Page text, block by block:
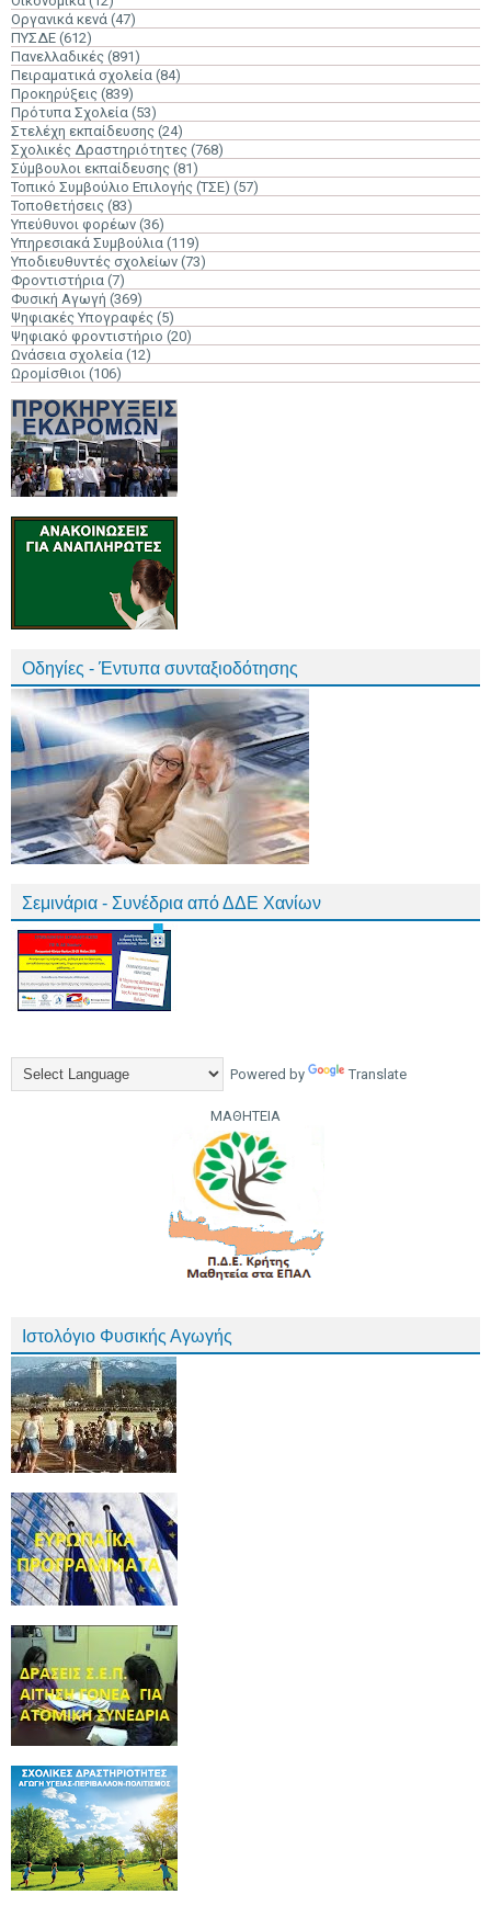
Οργανικά κενά (47)
ΠΥΣΔΕ (612)
Πανελλαδικές (891)
Πειραματικά σχολεία (84)
Προκηρύξεις (839)
Πρότυπα Σχολεία (53)
Στελέχη εκπαίδευσης (24)
Σχολικές Δραστηριότητες (768)
Σύμβουλοι εκπαίδευσης (81)
Τοπικό Συμβούλιο Επιλογής (ΤΣΕ) (57)
Τοποθετήσεις (83)
Υπεύθυνοι φορέων (36)
Υπηρεσιακά Συμβούλια (119)
Υποδιευθυντές σχολείων (73)
Φροντιστήρια (7)
Φυσική Αγωγή (369)
Ψηφιακές Υπογραφές (5)
Ψηφιακό φροντιστήριο (20)
Ωνάσεια σχολεία (12)
Ωρομίσθιοι (106)
Οδηγίες - Έντυπα συνταξιοδότησης
Σεμινάρια - Συνέδρια από ΔΔΕ Χανίων
Powered by Translate
ΜΑΘΗΤΕΙΑ
Ιστολόγιο Φυσικής Αγωγής